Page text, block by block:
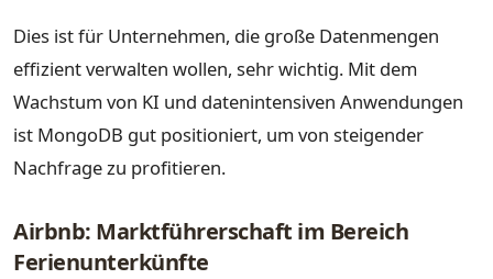
Dies ist für Unternehmen, die große Datenmengen
effizient verwalten wollen, sehr wichtig. Mit dem
Wachstum von KI und datenintensiven Anwendungen
ist MongoDB gut positioniert, um von steigender
Nachfrage zu profitieren.
Airbnb: Marktführerschaft im Bereich
Ferienunterkünfte